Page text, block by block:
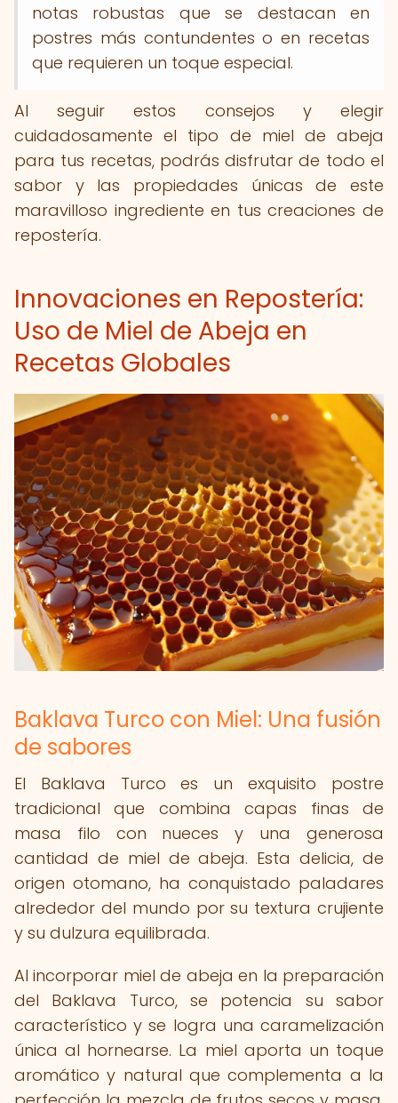
notas robustas que se destacan en
postres más contundentes o en recetas
que requieren un toque especial.
Al seguir estos consejos y elegir
cuidadosamente el tipo de miel de abeja
para tus recetas, podrás disfrutar de todo el
sabor y las propiedades únicas de este
maravilloso ingrediente en tus creaciones de
repostería.
Innovaciones en Repostería:
Uso de Miel de Abeja en
Recetas Globales
Baklava Turco con Miel: Una fusión
de sabores
El Baklava Turco es un exquisito postre
tradicional que combina capas finas de
masa filo con nueces y una generosa
cantidad de miel de abeja. Esta delicia, de
origen otomano, ha conquistado paladares
alrededor del mundo por su textura crujiente
y su dulzura equilibrada.
Al incorporar miel de abeja en la preparación
del Baklava Turco, se potencia su sabor
característico y se logra una caramelización
única al hornearse. La miel aporta un toque
aromático y natural que complementa a la